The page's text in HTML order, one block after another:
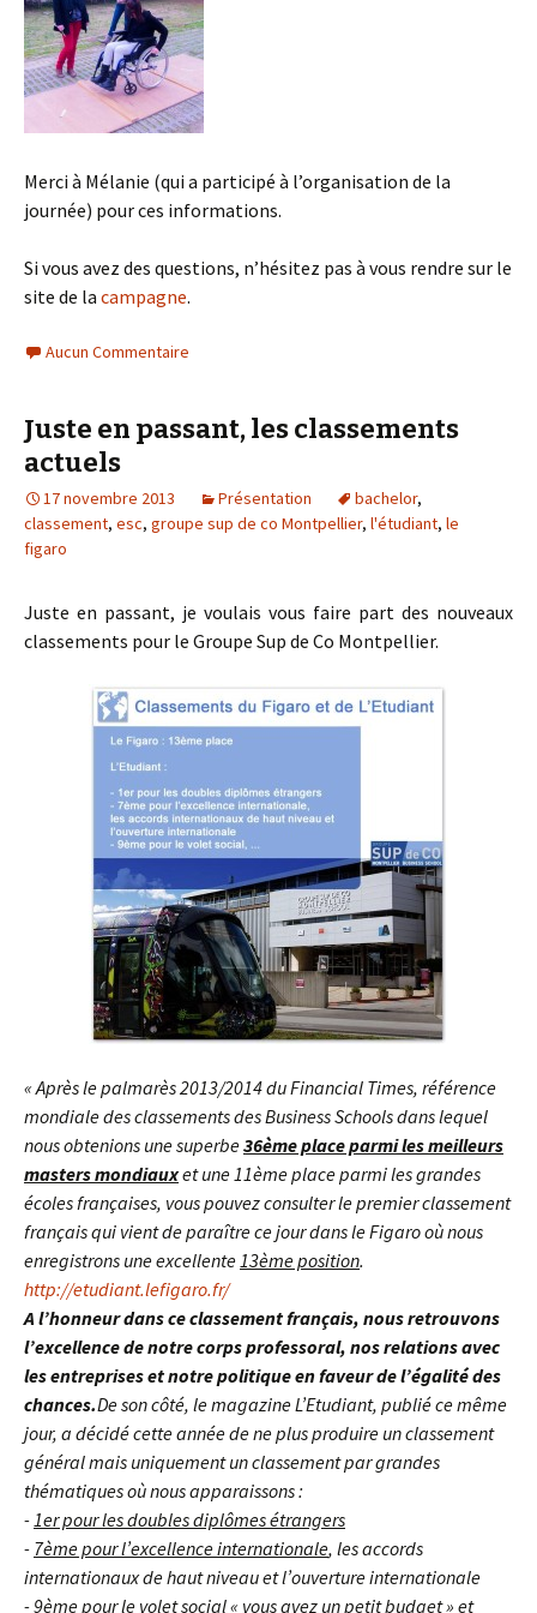
Merci à Mélanie (qui a participé à l’organisation de la
journée) pour ces informations.
Si vous avez des questions, n’hésitez pas à vous rendre sur le
site de la campagne.
Aucun Commentaire
Juste en passant, les classements
actuels
17 novembre 2013 Présentation bachelor,
classement, esc, groupe sup de co Montpellier, l'étudiant, le
figaro
Juste en passant, je voulais vous faire part des nouveaux
classements pour le Groupe Sup de Co Montpellier.
« Après le palmarès 2013/2014 du Financial Times, référence
mondiale des classements des Business Schools dans lequel
nous obtenions une superbe36ème place parmi les meilleurs
masters mondiauxet une 11ème place parmi les grandes
écoles françaises, vous pouvez consulter le premier classement
français qui vient de paraître ce jour dans le Figaro où nous
enregistrons une excellente13ème position.
http://etudiant.lefigaro.fr/
A l’honneur dans ce classement français, nous retrouvons
l’excellence de notre corps professoral, nos relations avec
les entreprises et notre politique en faveur de l’égalité des
chances.De son côté, le magazine L’Etudiant, publié ce même
jour, a décidé cette année de ne plus produire un classement
général mais uniquement un classement par grandes
thématiques où nous apparaissons :
-1er pour les doubles diplômes étrangers
- 7ème pour l’excellence internationale, les accords
internationaux de haut niveau et l’ouverture internationale
- 9ème pour le volet social « vous avez un petit budget » et